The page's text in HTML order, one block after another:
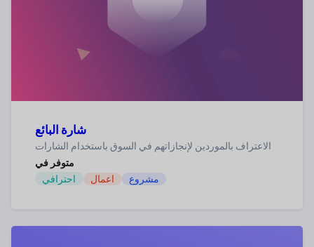
شارة البائع
الاعتراف بالموردين لإنجازاتهم في السوق باستخدام الشارات
متوفر في
احترافي
اعمال مشروع